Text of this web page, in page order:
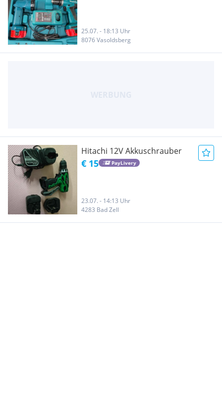
25.07. - 18:13 Uhr
8076 Vasoldsberg
Hitachi 12V Akkuschrauber
€ 15 PayLivery
23.07. - 14:13 Uhr
4283 Bad Zell